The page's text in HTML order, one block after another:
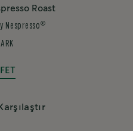
Roast
Nespresso ®
Karşılaştır